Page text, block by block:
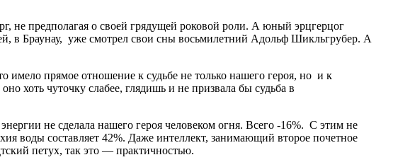
не предполагая о своей грядущей роковой роли. А юный эрцгерцог
в Браунау, уже смотрел свои сны восьмилетний Адольф Шикльгрубер. А
прямое отношение к судьбе не только нашего героя, но и к
хоть чуточку слабее, глядишь и не призвала бы судьба в
не сделала нашего героя человеком огня. Всего -16%. С этим не
воды составляет 42%. Даже интеллект, занимающий второе почетное
петух, так это — практичностью.